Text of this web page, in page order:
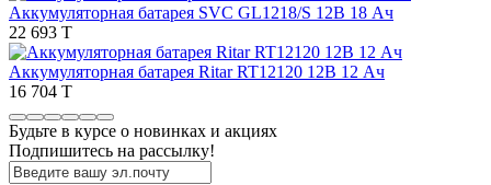
Аккумуляторная батарея SVC GL1218/S 12В 18 Ач
22 693 T
Аккумуляторная батарея Ritar RT12120 12В 12 Ач
16 704 T
Будьте в курсе о новинках и акциях
Подпишитесь на рассылкy!